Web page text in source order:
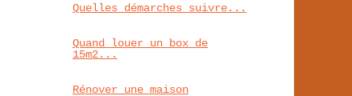
Quelles démarches suivre...
Quand louer un box de
15m2...
Rénover une maison